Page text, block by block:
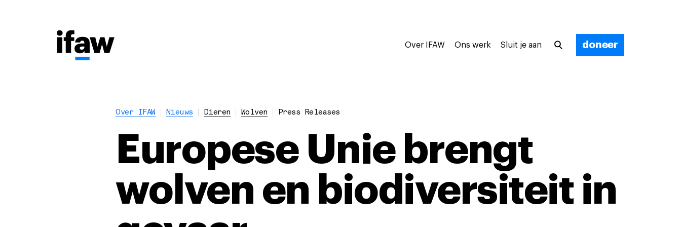
Over IFAW Ons werk Sluit je aan doneer
Over IFAW Nieuws Dieren Wolven Press Releases
Europese Unie brengt
wolven en biodiversiteit in